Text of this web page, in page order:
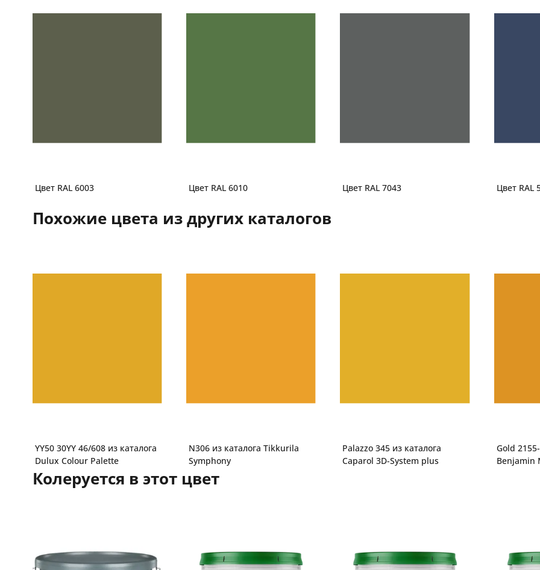
Цвет RAL 6003 Цвет RAL 6010 Цвет RAL 7043 Цвет RAL
Похожие цвета из других каталогов
YY50 30YY 46/608 из каталога
Dulux Colour Palette
N306 из каталога Tikkurila
Symphony
Palazzo 345 из каталога
Caparol 3D-System plus
Gold
Benjamin
Колеруется в этот цвет